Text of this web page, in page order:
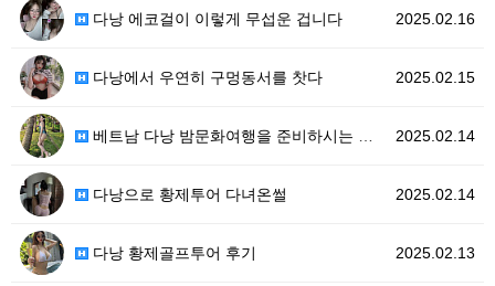
2025.02.16
다낭 에코걸이 이렇게 무섭운 겁니다
2025.02.15
다낭에서 우연히 구멍동서를 찻다
2025.02.14
베트남 다낭 밤문화여행을 준비하시는 분들에게
2025.02.14
다낭으로 황제투어 다녀온썰
2025.02.13
다낭 황제골프투어 후기